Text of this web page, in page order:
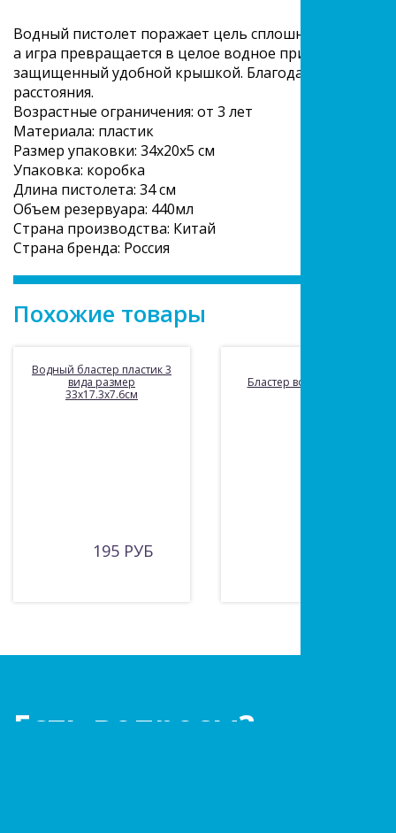
Водный пистолет поражает цель сплошным
а игра превращается в целое водное приключение!
защищенный удобной крышкой. Благодаря
расстояния.
Возрастные ограничения: от 3 лет
Материала: пластик
Размер упаковки: 34х20х5 см
Упаковка: коробка
Длина пистолета: 34 см
Объем резервуара: 440мл
Страна производства: Китай
Страна бренда: Россия
Похожие товары
Водный бластер пластик 3
вида размер
33х17.3х7.6см
195 РУБ
Бластер водяной 30 см.
Есть вопросы?